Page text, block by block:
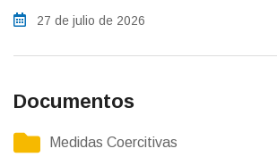
27 de julio de 2026
Documentos
Medidas Coercitivas